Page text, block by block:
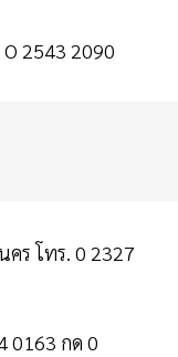
O 2543 2090
คร โทร. 0 2327
0163 กด 0